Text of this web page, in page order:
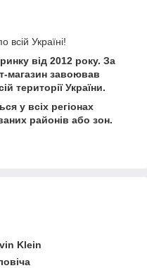
всій Україні!
від 2012 року. За
магазин завоював
території України.
у всіх регіонах
районів або зон.
Klein